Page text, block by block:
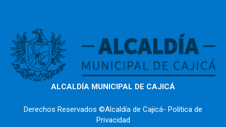
ALCALDÍA MUNICIPAL DE CAJICÁ
Derechos Reservados ©Alcaldía de Cajicá- Política de
Privacidad